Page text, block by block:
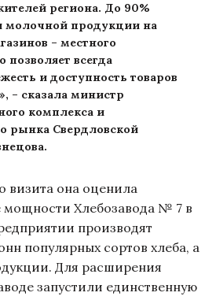
региона. До 90%
молочной продукции на
– местного
позволяет всегда
и доступность товаров
– сказала министр
комплекса и
рынка Свердловской
визита она оценила
мощности Хлебозавода № 7 в
производят
популярных сортов хлеба, а
Для расширения
запустили единственную